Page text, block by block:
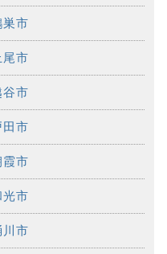
巣市
尾市
谷市
田市
霞市
光市
川市